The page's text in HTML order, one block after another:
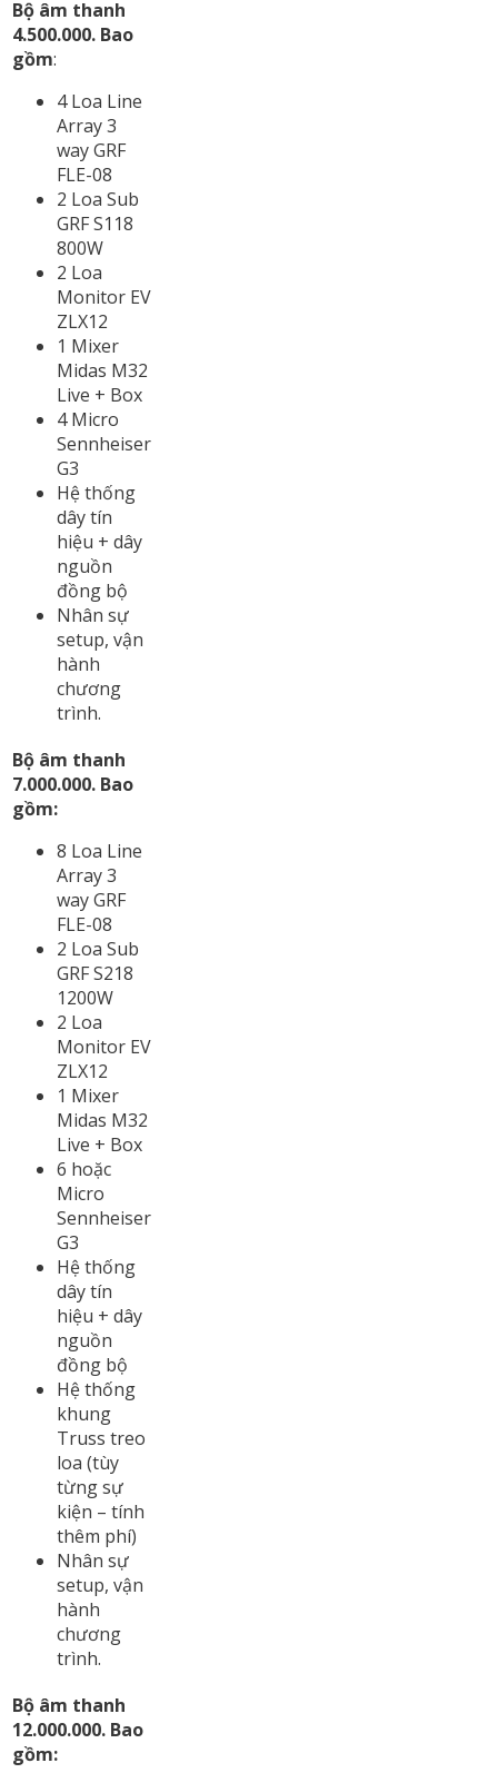
Bộ âm thanh
4.500.000. Bao
gồm:
4 Loa Line
Array 3
way GRF
FLE-08
2 Loa Sub
GRF S118
800W
2 Loa
Monitor EV
ZLX12
1 Mixer
Midas M32
Live + Box
4 Micro
Sennheiser
G3
Hệ thống
dây tín
hiệu + dây
nguồn
đồng bộ
Nhân sự
setup, vận
hành
chương
trình.
Bộ âm thanh
7.000.000. Bao
gồm:
8 Loa Line
Array 3
way GRF
FLE-08
2 Loa Sub
GRF S218
1200W
2 Loa
Monitor EV
ZLX12
1 Mixer
Midas M32
Live + Box
6 hoặc
Micro
Sennheiser
G3
Hệ thống
dây tín
hiệu + dây
nguồn
đồng bộ
Hệ thống
khung
Truss treo
loa (tùy
từng sự
kiện – tính
thêm phí)
Nhân sự
setup, vận
hành
chương
trình.
Bộ âm thanh
12.000.000. Bao
gồm: